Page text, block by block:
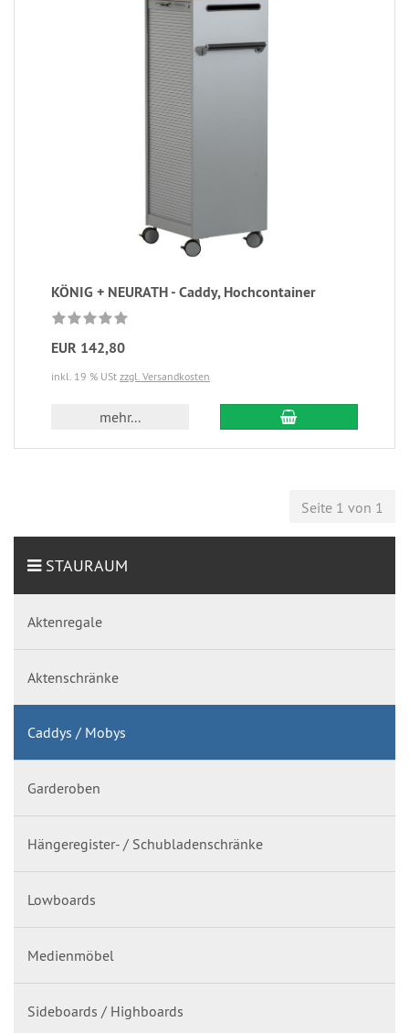
KÖNIG + NEURATH - Caddy, Hochcontainer
EUR 142,80
inkl. 19 % USt zzgl. Versandkosten
mehr...
Seite 1 von 1
STAURAUM
Aktenregale
Aktenschränke
Caddys / Mobys
Garderoben
Hängeregister- / Schubladenschränke
Lowboards
Medienmöbel
Sideboards / Highboards